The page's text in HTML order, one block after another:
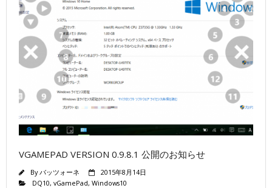
VGAMEPAD VERSION 0.9.8.1 公開のお知らせ
Byバッツォーネ
2015年8月14日
DQ10, vGamePad, Windows10